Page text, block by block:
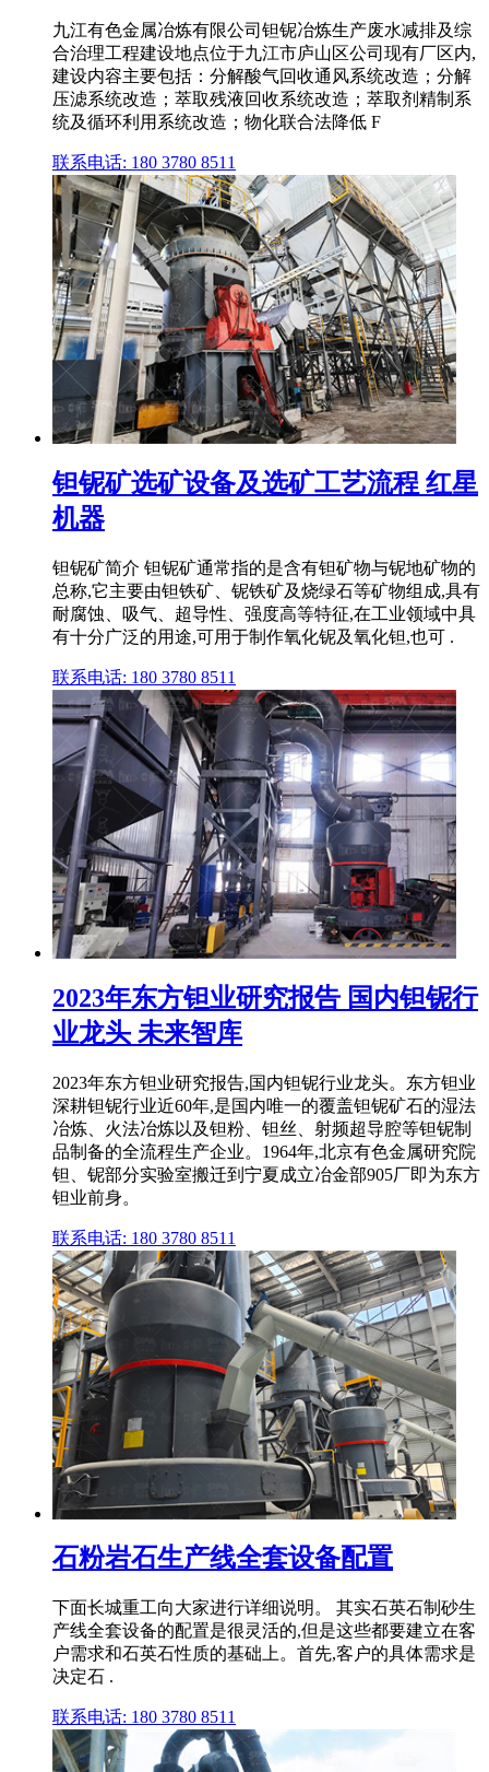
九江有色金属冶炼有限公司钽铌冶炼生产废水减排及综
合治理工程建设地点位于九江市庐山区公司现有厂区内,
建设内容主要包括：分解酸气回收通风系统改造；分解
压滤系统改造；萃取残液回收系统改造；萃取剂精制系
统及循环利用系统改造；物化联合法降低 F
联系电话: 180 3780 8511
钽铌矿选矿设备及选矿工艺流程 红星
机器
钽铌矿简介 钽铌矿通常指的是含有钽矿物与铌地矿物的
总称,它主要由钽铁矿、铌铁矿及烧绿石等矿物组成,具有
耐腐蚀、吸气、超导性、强度高等特征,在工业领域中具
有十分广泛的用途,可用于制作氧化铌及氧化钽,也可 .
联系电话: 180 3780 8511
2023年东方钽业研究报告 国内钽铌行
业龙头 未来智库
2023年东方钽业研究报告,国内钽铌行业龙头。东方钽业
深耕钽铌行业近60年,是国内唯一的覆盖钽铌矿石的湿法
冶炼、火法冶炼以及钽粉、钽丝、射频超导腔等钽铌制
品制备的全流程生产企业。1964年,北京有色金属研究院
钽、铌部分实验室搬迁到宁夏成立冶金部905厂即为东方
钽业前身。
联系电话: 180 3780 8511
石粉岩石生产线全套设备配置
下面长城重工向大家进行详细说明。 其实石英石制砂生
产线全套设备的配置是很灵活的,但是这些都要建立在客
户需求和石英石性质的基础上。首先,客户的具体需求是
决定石 .
联系电话: 180 3780 8511